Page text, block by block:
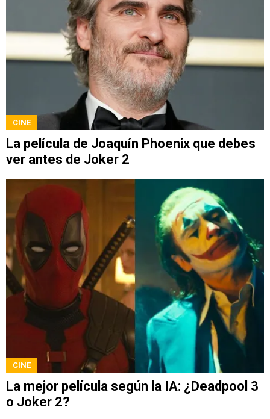
CINE
La película de Joaquín Phoenix que debes
ver antes de Joker 2
CINE
La mejor película según la IA: ¿Deadpool 3
o Joker 2?